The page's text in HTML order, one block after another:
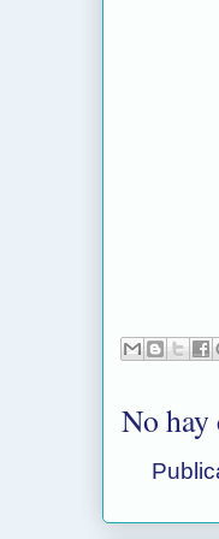
No hay